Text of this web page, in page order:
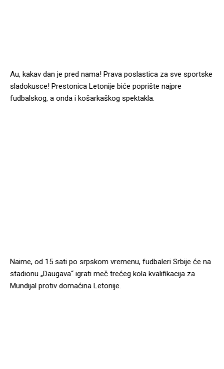
Au, kakav dan je pred nama! Prava poslastica za sve sportske
sladokusce! Prestonica Letonije biće poprište najpre
fudbalskog, a onda i košarkaškog spektakla.
Naime, od 15 sati po srpskom vremenu, fudbaleri Srbije će na
stadionu „Daugava“ igrati meč trećeg kola kvalifikacija za
Mundijal protiv domaćina Letonije.